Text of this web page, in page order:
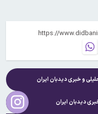
و خبریدیدبان ایران
دیدبان ایران